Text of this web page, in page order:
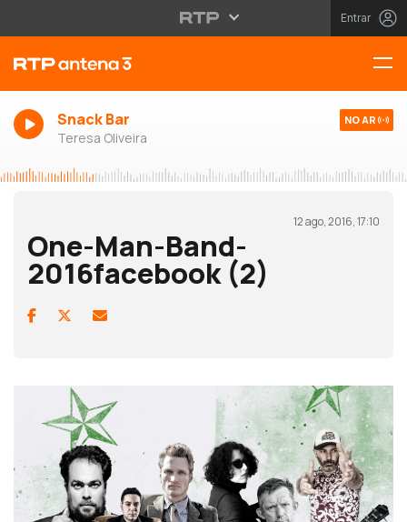
Entrar
Snack Bar
Teresa Oliveira
NO AR
12 ago, 2016, 17:10
One-Man-Band-
2016facebook (2)